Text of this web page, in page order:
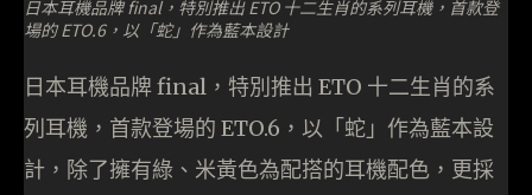
日本耳機品牌 final，特別推出 ETO 十二生肖的系列耳機，首款登
場的 ETO.6，以「蛇」作為藍本設計
日本耳機品牌 final，特別推出 ETO 十二生肖的系
列耳機，首款登場的 ETO.6，以「蛇」作為藍本設
計，除了擁有綠、米黃色為配搭的耳機配色，更採